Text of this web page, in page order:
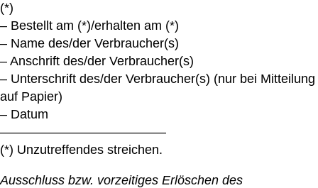
(*)
– Bestellt am (*)/erhalten am (*)
– Name des/der Verbraucher(s)
– Anschrift des/der Verbraucher(s)
– Unterschrift des/der Verbraucher(s) (nur bei Mitteilung
auf Papier)
– Datum
—————————————
(*) Unzutreffendes streichen.
Ausschluss bzw. vorzeitiges Erlöschen des